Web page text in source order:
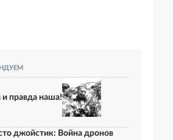
и правда наша!
джойстик: Война дронов